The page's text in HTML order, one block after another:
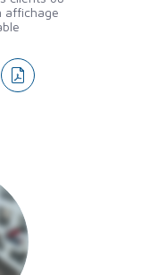
affichage